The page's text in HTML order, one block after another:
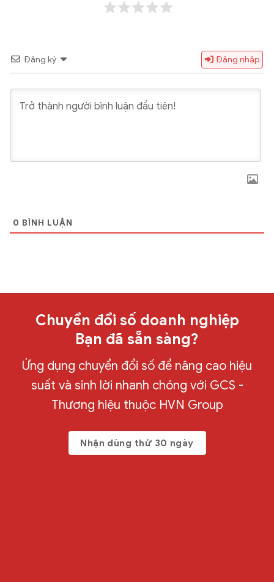
Đăng ký Đăng nhập
0 BÌNH LUẬN
Chuyển đổi số doanh nghiệp
Bạn đã sẵn sàng?
Ứng dụng chuyển đổi số để nâng cao hiệu
suất và sinh lời nhanh chóng với GCS -
Thương hiệu thuộc HVN Group
Nhận dùng thử 30 ngày